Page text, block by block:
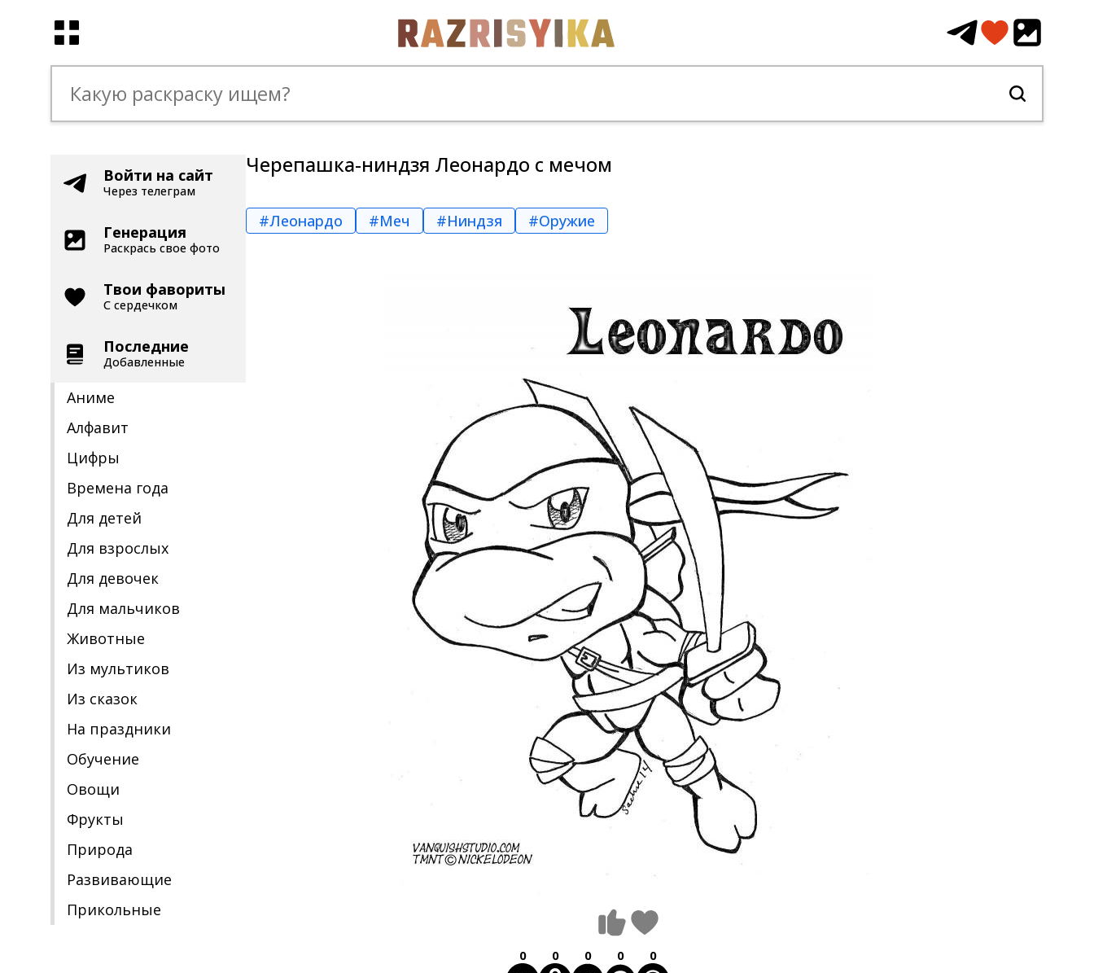
Войти на сайт
Через телеграм
Генерация
Раскрась свое фото
Твои фавориты
С сердечком
Последние
Добавленные
Аниме
Алфавит
Цифры
Времена года
Для детей
Для взрослых
Для девочек
Для мальчиков
Животные
Из мультиков
Из сказок
На праздники
Обучение
Овощи
Фрукты
Природа
Развивающие
Прикольные
Черепашка-ниндзя Леонардо с мечом
#Леонардо #Меч #Ниндзя #Оружие
0 0 0 0 0